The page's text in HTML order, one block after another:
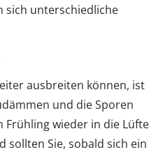
sich unterschiedliche
ausbreiten können, ist
und die Sporen
Frühling wieder in die Lüfte
sollten Sie, sobald sich ein